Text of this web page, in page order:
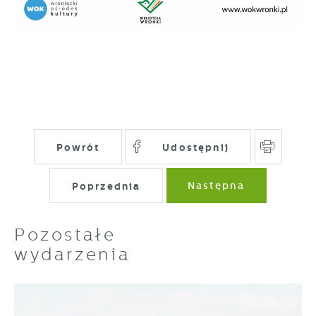
Powrót Udostępnij
Poprzednia Następna
Pozostałe
wydarzenia